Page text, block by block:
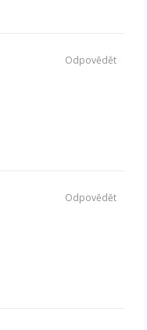
Odpovědět
Odpovědět